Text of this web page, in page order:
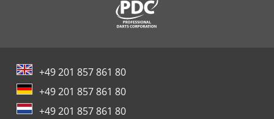
Tec Freetec
Tec Rotec
+49 201 857 861 80
+49 201 857 861 80
+49 201 857 861 80